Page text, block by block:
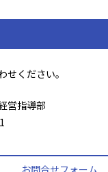
せください。
営指導部
お問合せフォーム